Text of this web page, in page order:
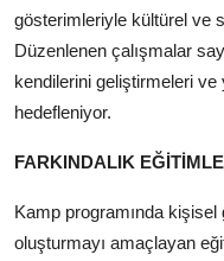
gösterimleriyle kültürel ve
Düzenlenen çalışmalar
kendilerini geliştirmeleri ve
hedefleniyor.
FARKINDALIK
Kamp programında
oluşturmayı amaçlayan